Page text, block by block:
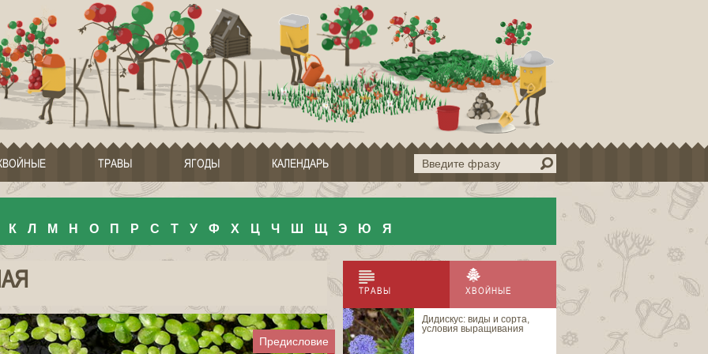
ТРАВЫ ЯГОДЫ КАЛЕНДАРЬ
К Л М Н О П Р С Т У Ф Х Ц Ч Ш Щ Э Ю Я
Предисловие
ТРАВЫ ХВОЙНЫЕ
Дидискус: виды и сорта,
условия выращивания
Ель аянская